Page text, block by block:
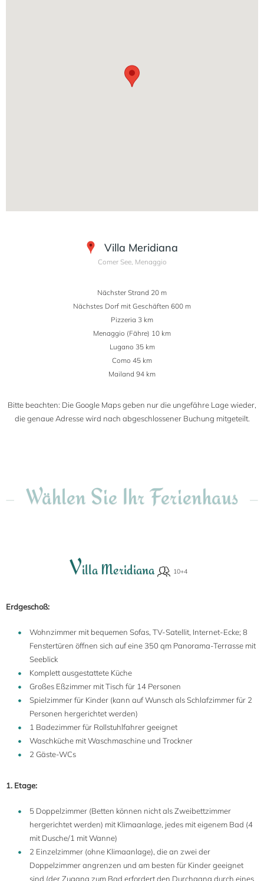
Villa Meridiana
Comer See, Menaggio
Nächster Strand 20 m
Nächstes Dorf mit Geschäften 600 m
Pizzeria 3 km
Menaggio (Fähre) 10 km
Lugano 35 km
Como 45 km
Mailand 94 km
Bitte beachten: Die Google Maps geben nur die ungefähre Lage wieder,
die genaue Adresse wird nach abgeschlossener Buchung mitgeteilt.
Wählen Sie Ihr Ferienhaus
Villa Meridiana
Erdgeschoß:
Wohnzimmer mit bequemen Sofas, TV-Satellit, Internet-Ecke; 8
Fenstertüren öffnen sich auf eine 350 qm Panorama-Terrasse mit
Seeblick
Komplett ausgestattete Küche
Großes Eßzimmer mit Tisch für 14 Personen
Spielzimmer für Kinder (kann auf Wunsch als Schlafzimmer für 2
Personen hergerichtet werden)
1 Badezimmer für Rollstuhlfahrer geeignet
Waschküche mit Waschmaschine und Trockner
2 Gäste-WCs
1. Etage:
5 Doppelzimmer (Betten können nicht als Zweibettzimmer
hergerichtet werden) mit Klimaanlage, jedes mit eigenem Bad (4
mit Dusche/1 mit Wanne)
2 Einzelzimmer (ohne Klimaanlage), die an zwei der
Doppelzimmer angrenzen und am besten für Kinder geeignet
sind (der Zugang zum Bad erfordert den Durchgang durch eines